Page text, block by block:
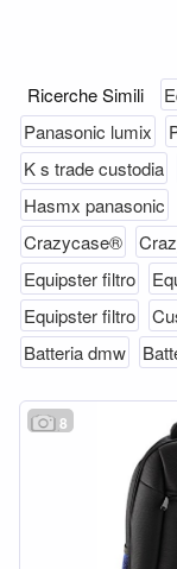
Ricerche Simili
Panasonic lumix
K s trade custodia
Hasmx panasonic
Crazycase®
Equipster filtro
Equipster filtro
Batteria dmw
8